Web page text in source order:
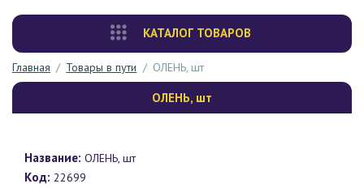
КАТАЛОГ ТОВАРОВ
Главная / Товары в пути / ОЛЕНЬ, шт
ОЛЕНЬ, шт
Название: ОЛЕНЬ, шт
Код: 22699